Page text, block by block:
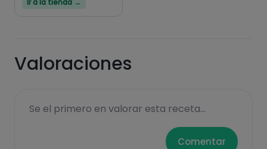
Ir a la tienda →
Valoraciones
Se el primero en valorar esta receta...
Comentar